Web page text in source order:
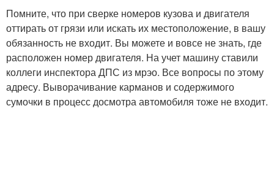
Помните, что при сверке номеров кузова и двигателя
оттирать от грязи или искать их местоположение, в вашу
обязанность не входит. Вы можете и вовсе не знать, где
расположен номер двигателя. На учет машину ставили
коллеги инспектора ДПС из мрэо. Все вопросы по этому
адресу. Выворачивание карманов и содержимого
сумочки в процесс досмотра автомобиля тоже не входит.